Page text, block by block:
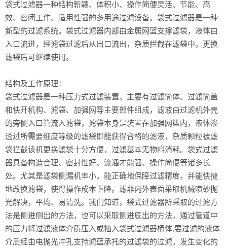
袋式过滤器一种结构新颖、体积小、操作简便灵活、节能、高
效、密闭工作、适用性强的多用途过滤设备。袋式过滤器是一种
新型的过滤系统。袋式过滤器内部由金属网篮支撑滤袋，液体由
入口流进，经滤袋过滤后从出口流出，杂质拦截在滤袋中，更换
滤袋后可继续使用。
结构及工作原理：
袋式过滤器是一种压力式过滤装置，主要有过滤筒体、过滤筒盖
和快开机构、滤袋、加强网等主要部件组成，滤液由过滤机外壳
的旁侧入口管流入滤袋，滤袋本身是装置在加强网篮内，液体渗
透过所需要细度等级的滤袋即能获得合格的滤液，杂质颗粒被滤
袋拦截该机更换滤袋十分方便，过滤基本无物料消耗。袋式过滤
器具备构造合理、密封性好、流通才能强、操作简便等诸多长
处。尤其是滤袋侧漏机率小，能正确地保障过滤精度，并能快捷
地改换滤袋，使得操作成本下降。滤器内外表面采取机械喷砂抛
光解决，平均、易清洗。我们知道，袋式过滤器所采取的过滤方
法是侧进侧出的方法，也可以采取侧进底出的方法，通过管道中
的压力将过滤液体介质压入或抽入袋式过滤器桶体,要过滤的液体
介质经由电抛光冲孔支持滤蓝承托的过滤袋的过滤，发生变化的